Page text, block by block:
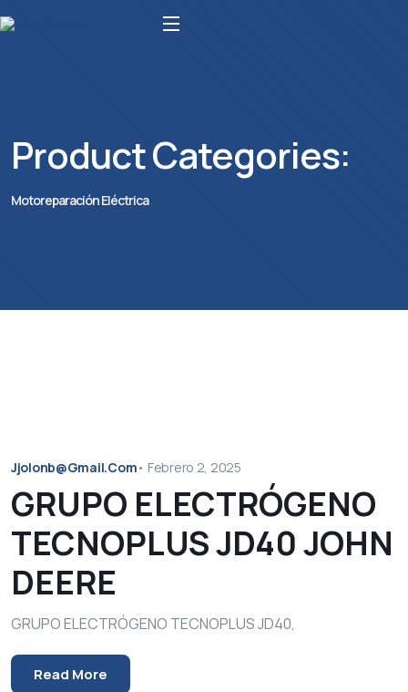
Product Categories:
Motoreparación Eléctrica
Jjolonb@gmail.com• Febrero 2, 2025
GRUPO ELECTRÓGENO
TECNOPLUS JD40 JOHN
DEERE
GRUPO ELECTRÓGENO TECNOPLUS JD40,
Read More